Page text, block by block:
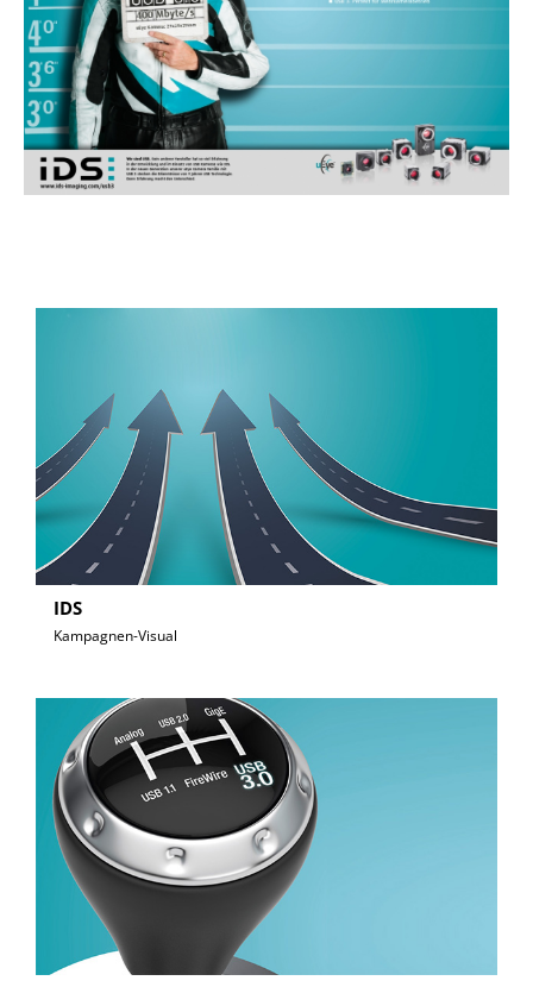
IDS
Kampagnen-Visual